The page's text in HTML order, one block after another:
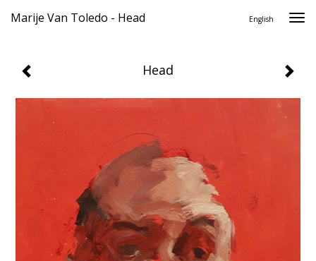
Marije Van Toledo - Head English
Head